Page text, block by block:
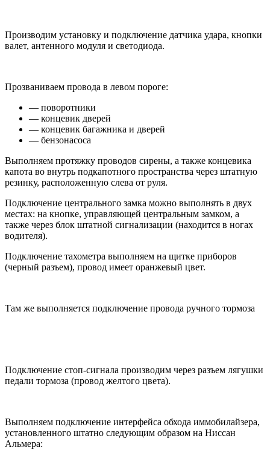
Производим установку и подключение датчика удара, кнопки
валет, антенного модуля и светодиода.
Прозваниваем провода в левом пороге:
— поворотники
— концевик дверей
— концевик багажника и дверей
— бензонасоса
Выполняем протяжку проводов сирены, а также концевика
капота во внутрь подкапотного пространства через штатную
резинку, расположенную слева от руля.
Подключение центрального замка можно выполнять в двух
местах: на кнопке, управляющей центральным замком, а
также через блок штатной сигнализации (находится в ногах
водителя).
Подключение тахометра выполняем на щитке приборов
(черный разъем), провод имеет оранжевый цвет.
Там же выполняется подключение провода ручного тормоза
Подключение стоп-сигнала производим через разъем лягушки
педали тормоза (провод желтого цвета).
Выполняем подключение интерфейса обхода иммобилайзера,
установленного штатно следующим образом на Ниссан
Альмера: